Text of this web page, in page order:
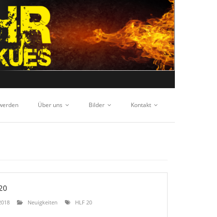
Über uns Bilder Kontakt
Neuigkeiten HLF 20